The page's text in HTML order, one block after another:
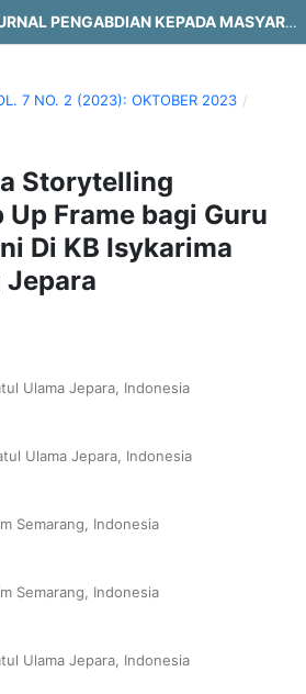
J-ABDIPAMAS (JURNAL PENGABDIAN KEPADA MASYARAKAT)
7 NO. 2 (2023): OKTOBER 2023 /
Storytelling
Up Frame bagi Guru
Di KB Isykarima
Jepara
Ulama Jepara, Indonesia
Ulama Jepara, Indonesia
Semarang, Indonesia
Semarang, Indonesia
Ulama Jepara, Indonesia